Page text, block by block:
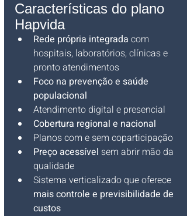
Características do plano
Hapvida
Rede própria integrada com
hospitais, laboratórios, clínicas e
pronto atendimentos
Foco na prevenção e saúde
populacional
Atendimento digital e presencial
Cobertura regional e nacional
Planos com e sem coparticipação
Preço acessível sem abrir mão da
qualidade
Sistema verticalizado que oferece
mais controle e previsibilidade de
custos